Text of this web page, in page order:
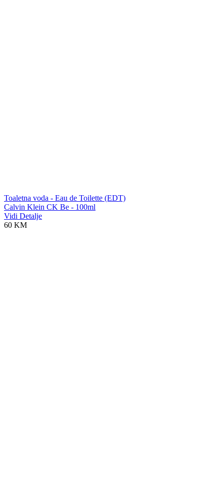
Toaletna voda - Eau de Toilette (EDT)
Calvin Klein CK Be - 100ml
Vidi Detalje
60 KM